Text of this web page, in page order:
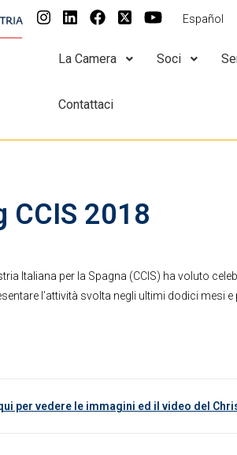
Español
La Camera Soci
Contattaci
CCIS 2018
Italiana per la Spagna (CCIS) ha voluto
l’attività svolta negli ultimi dodici
per vedere le immagini ed il video del